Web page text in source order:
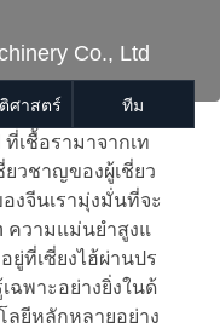
Co., Ltd
ศาสตร์ ทีม
ที่เชื้อรามาจากเท
วชาญของผู้เชี่ยว
จีนเรามุ่งมั่นที่จะ
ความแม่นยําสูงแ
ยู่ที่เซี่ยงไฮ้ผ่านปร
ฉพาะอย่างยิ่งในด้
ลยีหลักหลายอย่าง